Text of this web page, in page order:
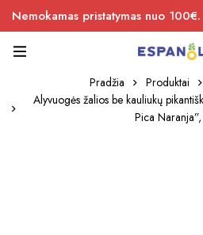
Nemokamas pristatymas nuo
įsigiti naujos produkcijos.
Pradžia Produktai
Alyvuogės žalios be kauliukų
Pica